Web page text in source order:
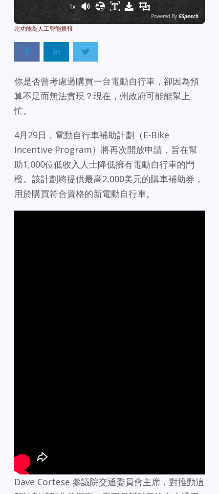
1x
Powered By GSpeech
你是否曾考慮過購買一台電動自行車，卻因為預
算不足而無法實現？現在，州政府可能能幫上
忙。
4月29日，電動自行車補助計劃（E-Bike
Incentive Program）將再次開放申請，旨在幫
助1,000位低收入人士降低擁有電動自行車的門
檻。該計劃將提供最高2,000美元的購車補助券，
用於購買符合資格的新電動自行車。
Dave Cortese 參議院交通委員會主席，對推動這